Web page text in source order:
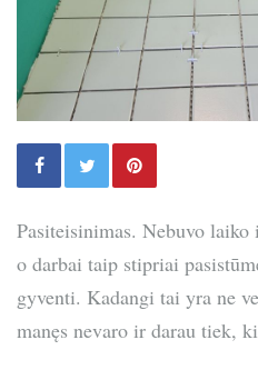
Pasiteisinimas. Nebuvo
o darbai taip stipriai
gyventi. Kadangi tai yra ne
manęs nevaro ir darau tiek,